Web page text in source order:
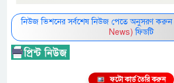
নিউজ ভিশনের সর্বশেষ নিউজ পেতে অনুসরণ করুন
News) ফিডটি
ফটো কার্ড তৈরি করুন